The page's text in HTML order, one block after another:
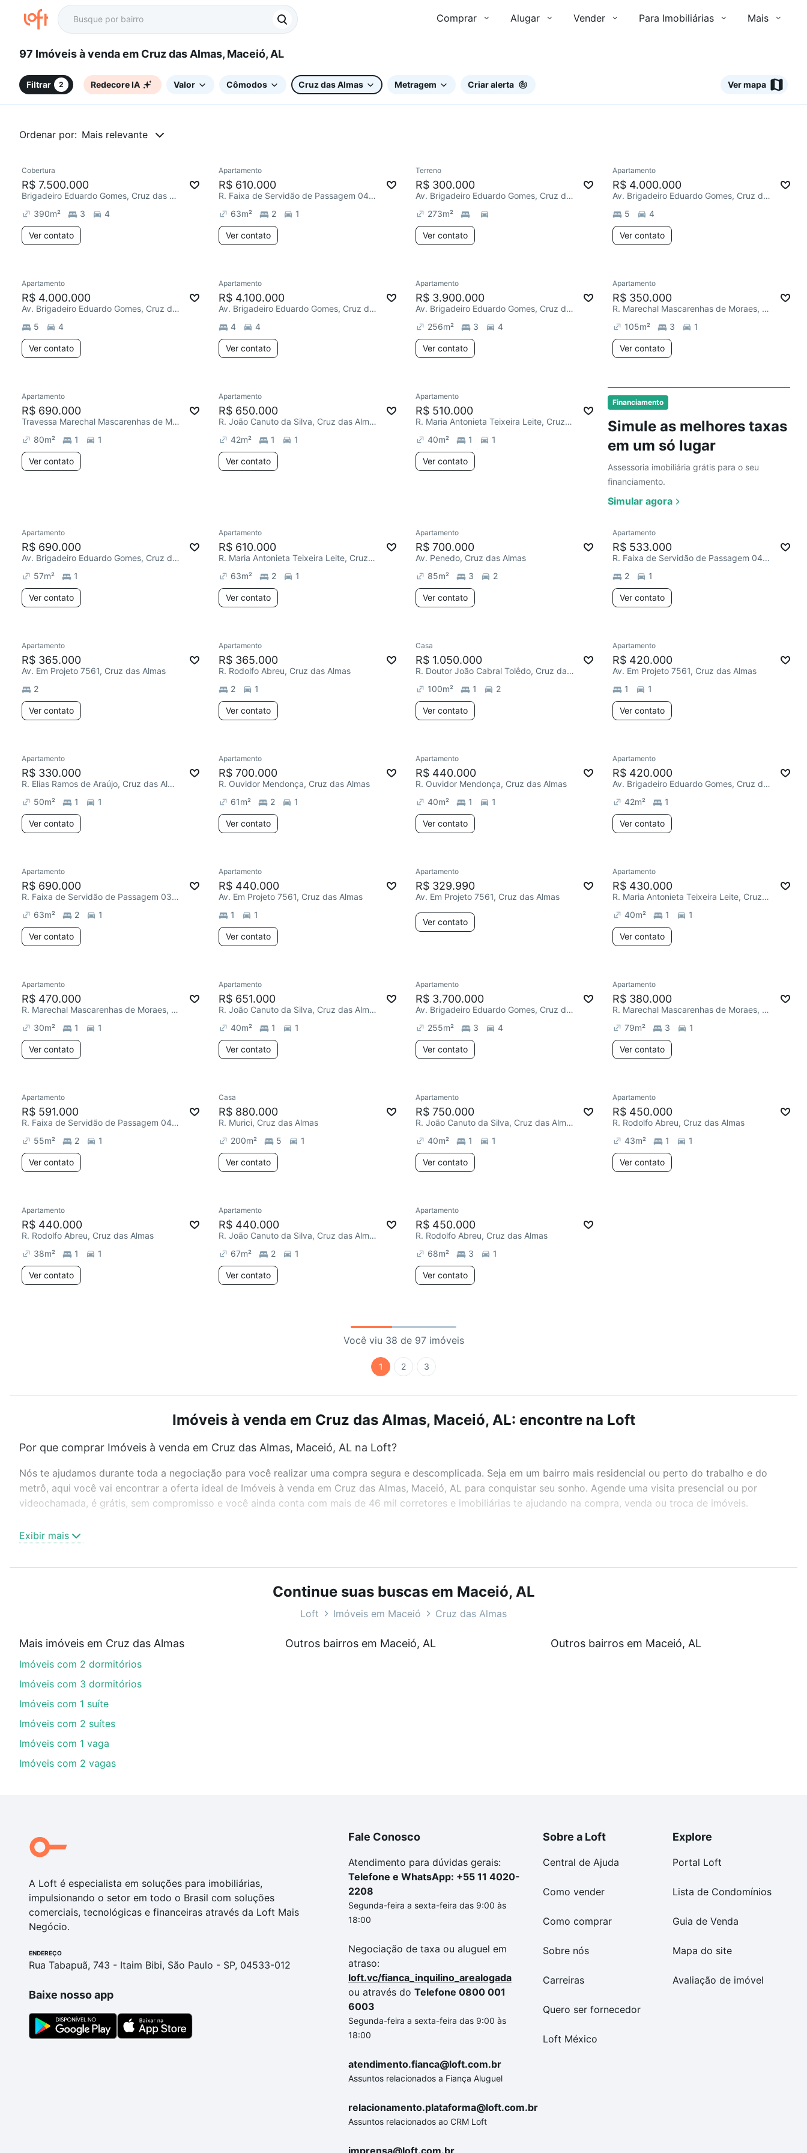
Comprar Alugar Vender Para Imobiliárias Mais
97 Imóveis à venda em Cruz das Almas, Maceió, AL
Filtrar 2 Redecore IA Valor Cômodos Cruz das Almas Metragem Criar alerta Ver mapa
Ordenar por: Mais relevante
Financiamento
Simule as melhores taxas
em um só lugar
Assessoria imobiliária grátis para o seu
financiamento.
Simular agora
Redecorar
Cobertura
R$ 7.500.000
Brigadeiro Eduardo Gomes, Cruz das Almas
390m² 3 4
Ver contato
Chegou este mês
Apartamento
R$ 610.000
R. Faixa de Servidão de Passagem 04, Cruz das Almas
63m² 2 1
Ver contato
Terreno
R$ 300.000
Av. Brigadeiro Eduardo Gomes, Cruz das Almas
273m²
Ver contato
Redecorar
Apartamento
R$ 4.000.000
Av. Brigadeiro Eduardo Gomes, Cruz das Almas
5
4
Ver contato
Apartamento
R$ 4.000.000
Av. Brigadeiro Eduardo Gomes, Cruz das Almas
5
4
Ver contato
Apartamento
R$ 4.100.000
Av. Brigadeiro Eduardo Gomes, Cruz das Almas
4
4
Ver contato
Apartamento
R$ 3.900.000
Av. Brigadeiro Eduardo Gomes, Cruz das Almas
256m² 3 4
Ver contato
Apartamento
R$ 350.000
R. Marechal Mascarenhas de Moraes, Cruz das Almas
105m² 3 1
Ver contato
Redecorar
Ver
Apartamento
R$ 690.000
Travessa Marechal Mascarenhas de Moraes, Cruz das Almas
80m² 1 1
Ver contato
Redecorar
Apartamento
R$ 650.000
R. João Canuto da Silva, Cruz das Almas
42m² 1 1
Ver contato
Apartamento
R$ 510.000
R. Maria Antonieta Teixeira Leite, Cruz das Almas
40m² 1 1
Ver contato
Apartamento
R$ 690.000
Av. Brigadeiro Eduardo Gomes, Cruz das Almas
57m² 1
Ver contato
Apartamento
R$ 610.000
R. Maria Antonieta Teixeira Leite, Cruz das Almas
63m² 2 1
Ver contato
Apartamento
R$ 700.000
Av. Penedo, Cruz das Almas
85m² 3 2
Ver contato
Apartamento
R$ 533.000
R. Faixa de Servidão de Passagem 04, Cruz das Almas
2
1
Ver contato
Apartamento
R$ 365.000
Av. Em Projeto 7561, Cruz das Almas
2
Ver contato
Apartamento
R$ 365.000
R. Rodolfo Abreu, Cruz das Almas
2
1
Ver contato
Casa
R$ 1.050.000
R. Doutor João Cabral Tolêdo, Cruz das Almas
100m² 1 2
Ver contato
Apartamento
R$ 420.000
Av. Em Projeto 7561, Cruz das Almas
1
1
Ver contato
Apartamento
R$ 330.000
R. Elias Ramos de Araújo, Cruz das Almas
50m² 1 1
Ver contato
Apartamento
R$ 700.000
R. Ouvidor Mendonça, Cruz das Almas
61m² 2 1
Ver contato
Apartamento
R$ 440.000
R. Ouvidor Mendonça, Cruz das Almas
40m² 1 1
Ver contato
Apartamento
R$ 420.000
Av. Brigadeiro Eduardo Gomes, Cruz das Almas
42m² 1
Ver contato
Apartamento
R$ 690.000
R. Faixa de Servidão de Passagem 03, Cruz das Almas
63m² 2 1
Ver contato
Apartamento
R$ 440.000
Av. Em Projeto 7561, Cruz das Almas
1
1
Ver contato
Apartamento
R$ 329.990
Av. Em Projeto 7561, Cruz das Almas
Ver contato
Apartamento
R$ 430.000
R. Maria Antonieta Teixeira Leite, Cruz das Almas
40m² 1 1
Ver contato
Apartamento
R$ 470.000
R. Marechal Mascarenhas de Moraes, Cruz das Almas
30m² 1 1
Ver contato
Apartamento
R$ 651.000
R. João Canuto da Silva, Cruz das Almas
40m² 1 1
Ver contato
Apartamento
R$ 3.700.000
Av. Brigadeiro Eduardo Gomes, Cruz das Almas
255m² 3 4
Ver contato
Apartamento
R$ 380.000
R. Marechal Mascarenhas de Moraes, Cruz das Almas
79m² 3 1
Ver contato
Apartamento
R$ 591.000
R. Faixa de Servidão de Passagem 04, Cruz das Almas
55m² 2 1
Ver contato
Casa
R$ 880.000
R. Murici, Cruz das Almas
200m² 5 1
Ver contato
Apartamento
R$ 750.000
R. João Canuto da Silva, Cruz das Almas
40m² 1 1
Ver contato
Apartamento
R$ 450.000
R. Rodolfo Abreu, Cruz das Almas
43m² 1 1
Ver contato
Apartamento
R$ 440.000
R. Rodolfo Abreu, Cruz das Almas
38m² 1 1
Ver contato
Apartamento
R$ 440.000
R. João Canuto da Silva, Cruz das Almas
67m² 2 1
Ver contato
Apartamento
R$ 450.000
R. Rodolfo Abreu, Cruz das Almas
68m² 3 1
Ver contato
Você viu 38 de 97 imóveis
1 2 3
Imóveis à venda em Cruz das Almas, Maceió, AL: encontre na Loft
Por que comprar Imóveis à venda em Cruz das Almas, Maceió, AL na Loft?
Nós te ajudamos durante toda a negociação para você realizar uma compra segura e descomplicada. Seja em um bairro mais residencial ou perto do trabalho e do
metrô, aqui você vai encontrar a oferta ideal de Imóveis à venda em Cruz das Almas, Maceió, AL para conquistar seu sonho. Agende uma visita presencial ou por
videochamada, é grátis, sem compromisso e você ainda conta com mais de 46 mil corretores e imobiliárias te ajudando na compra, venda ou troca de imóveis.
ou sem vaga de garagem para combinar perfeitamente com o preço, metragem e comodidades, como piscina, academia, salão de festas ou área verde e encontrar
Imóveis à venda em Cruz das Almas, Maceió, AL ideal para você na Loft.
Qual o preço de Imóveis à venda em Cruz das Almas, Maceió, AL?
Aqui na Loft temos a oferta ideal para você, com Imóveis à venda em Cruz das Almas, Maceió, AL que custam a partir de R$ 0 e com nossas opções de financiamento
imobiliário as parcelas podem se adequar ao seu orçamento. Se ainda tem alguma dúvida dos custos envolvidos no processo de compra, veja em nosso portal
custa comprar um apartamento
Exibir mais
Continue suas buscas em Maceió, AL
Loft Imóveis em Maceió Cruz das Almas
Mais imóveis em Cruz das Almas
Imóveis com 2 dormitórios
Imóveis com 3 dormitórios
Imóveis com 1 suíte
Imóveis com 2 suítes
Imóveis com 1 vaga
Imóveis com 2 vagas
Outros bairros em Maceió, AL Outros bairros em Maceió, AL
A Loft é especialista em soluções para imobiliárias,
impulsionando o setor em todo o Brasil com soluções
comerciais, tecnológicas e financeiras através da Loft Mais
Negócio.
ENDEREÇO
Rua Tabapuã, 743 - Itaim Bibi, São Paulo - SP, 04533-012
Baixe nosso app
Fale Conosco
Atendimento para dúvidas gerais:
Telefone e WhatsApp: +55 11 4020-
2208
Segunda-feira a sexta-feira das 9:00 às
18:00
Negociação de taxa ou aluguel em
atraso:
loft.vc/fianca_inquilino_arealogada
ou através do Telefone 0800 001
6003
Segunda-feira a sexta-feira das 9:00 às
18:00
atendimento.fianca@loft.com.br
Assuntos relacionados a Fiança Aluguel
relacionamento.plataforma@loft.com.br
Assuntos relacionados ao CRM Loft
imprensa@loft.com.br
Sobre a Loft
Central de Ajuda
Como vender
Como comprar
Sobre nós
Carreiras
Quero ser fornecedor
Loft México
Explore
Portal Loft
Lista de Condomínios
Guia de Venda
Mapa do site
Avaliação de imóvel